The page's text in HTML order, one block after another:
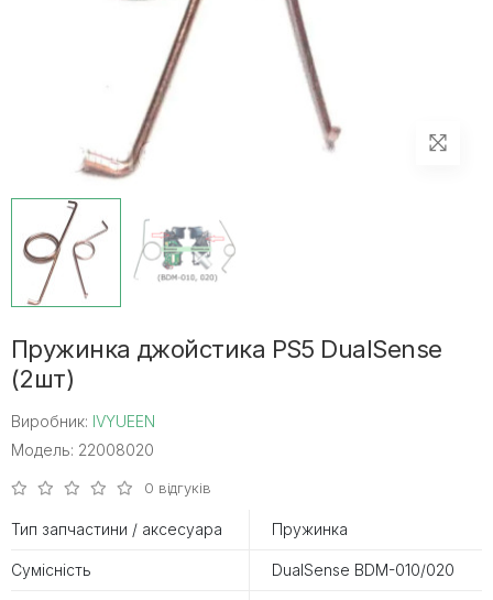
Пружинка джойстика PS5 DualSense
(2шт)
Виробник: IVYUEEN
Модель: 22008020
0 відгуків
Тип запчастини / аксесуара Пружинка
Сумісність DualSense BDM-010/020